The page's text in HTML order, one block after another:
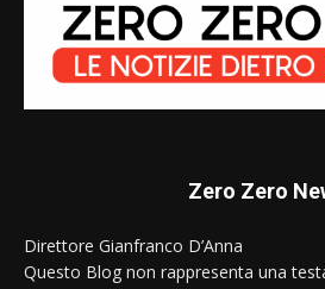
Zero Zero
Direttore Gianfranco D’Anna
Questo Blog non rappresenta una